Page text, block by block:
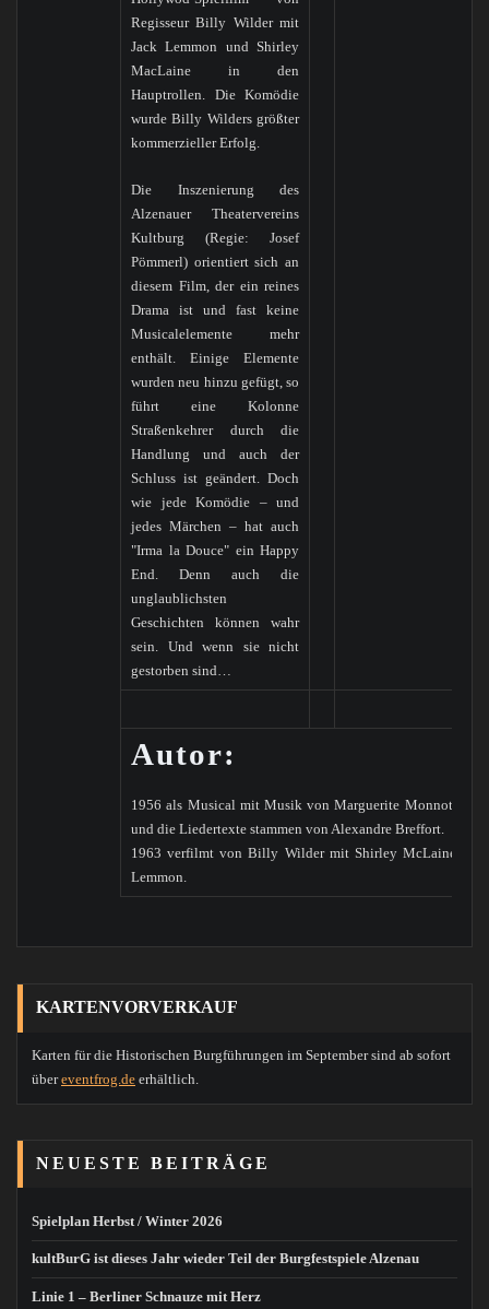
Regisseur Billy Wilder mit
Jack Lemmon und Shirley
MacLaine in den
Hauptrollen. Die Komödie
wurde Billy Wilders größter
kommerzieller Erfolg.
Die Inszenierung des
Alzenauer Theatervereins
Kultburg (Regie: Josef
Pömmerl) orientiert sich an
diesem Film, der ein reines
Drama ist und fast keine
Musicalelemente mehr
enthält. Einige Elemente
wurden neu hinzu gefügt, so
führt eine Kolonne
Straßenkehrer durch die
Handlung und auch der
Schluss ist geändert. Doch
wie jede Komödie – und
jedes Märchen – hat auch
"Irma la Douce" ein Happy
End. Denn auch die
unglaublichsten
Geschichten können wahr
sein. Und wenn sie nicht
gestorben sind…
Autor:
1956 als Musical mit Musik von Marguerite Monnot, das
und die Liedertexte stammen von Alexandre Breffort.
1963 verfilmt von Billy Wilder mit Shirley McLaine und
Lemmon.
KARTENVORVERKAUF
Karten für die Historischen Burgführungen im September sind ab sofort
übereventfrog.de erhältlich.
NEUESTE BEITRÄGE
Spielplan Herbst / Winter 2026
kultBurG ist dieses Jahr wieder Teil der Burgfestspiele Alzenau
Linie 1 – Berliner Schnauze mit Herz